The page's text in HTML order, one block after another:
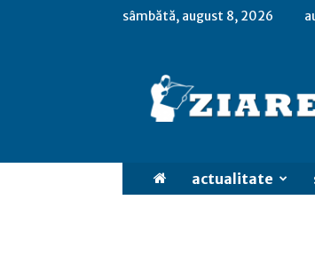
sâmbătă, august 8, 2026
actualitate